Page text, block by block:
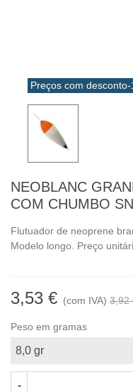
Preços com desconto-
NEOBLANC
COM CHUMBO
Flutuador de neoprene
Modelo longo. Preço
3,53 € (com IVA) 3,92
Peso em gramas
-